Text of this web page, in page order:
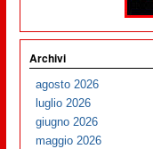
Archivi
agosto 2026
luglio 2026
giugno 2026
maggio 2026